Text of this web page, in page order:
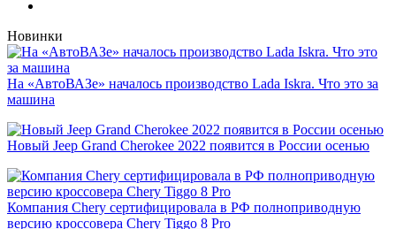
Новинки
На «АвтоВАЗе» началось производство Lada Iskra. Что это за
машина
Новый Jeep Grand Cherokee 2022 появится в России осенью
Компания Chery сертифицировала в РФ полноприводную
версию кроссовера Chery Tiggo 8 Pro